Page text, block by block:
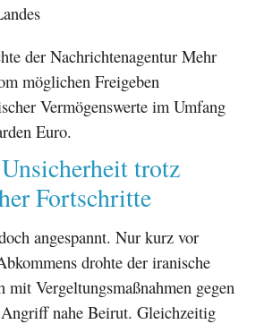
der Nachrichtenagentur Mehr
möglichen Freigeben
Vermögenswerte im Umfang
Euro.
trotz
Fortschritte
angespannt. Nur kurz vor
drohte der iranische
mit Vergeltungsmaßnahmen gegen
nahe Beirut. Gleichzeitig